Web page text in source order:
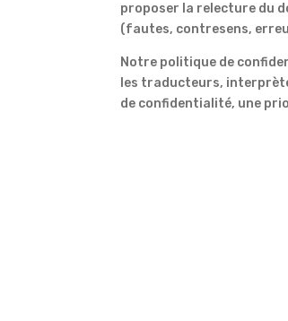
proposer la relecture du
(fautes, contresens,
Notre politique de
les traducteurs,
de confidentialité, une